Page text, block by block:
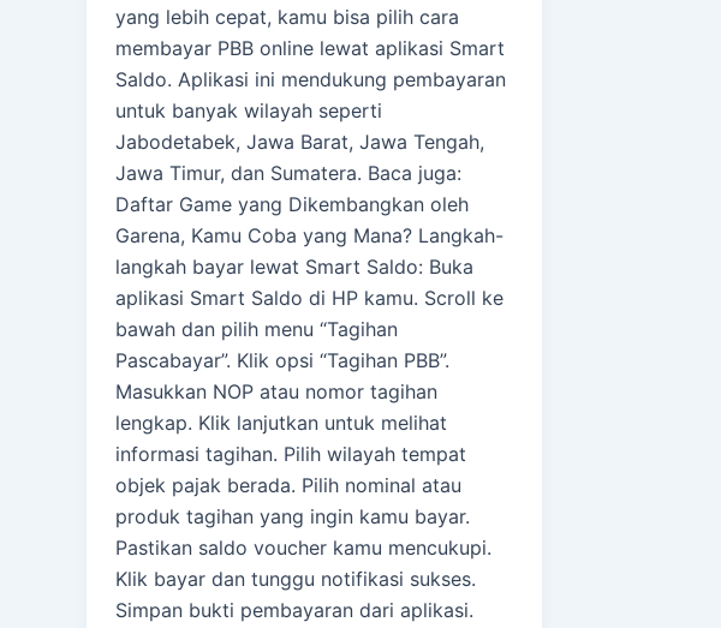
yang lebih cepat, kamu bisa pilih cara
membayar PBB online lewat aplikasi Smart
Saldo. Aplikasi ini mendukung pembayaran
untuk banyak wilayah seperti
Jabodetabek, Jawa Barat, Jawa Tengah,
Jawa Timur, dan Sumatera. Baca juga:
Daftar Game yang Dikembangkan oleh
Garena, Kamu Coba yang Mana? Langkah-
langkah bayar lewat Smart Saldo: Buka
aplikasi Smart Saldo di HP kamu. Scroll ke
bawah dan pilih menu “Tagihan
Pascabayar”. Klik opsi “Tagihan PBB”.
Masukkan NOP atau nomor tagihan
lengkap. Klik lanjutkan untuk melihat
informasi tagihan. Pilih wilayah tempat
objek pajak berada. Pilih nominal atau
produk tagihan yang ingin kamu bayar.
Pastikan saldo voucher kamu mencukupi.
Klik bayar dan tunggu notifikasi sukses.
Simpan bukti pembayaran dari aplikasi.